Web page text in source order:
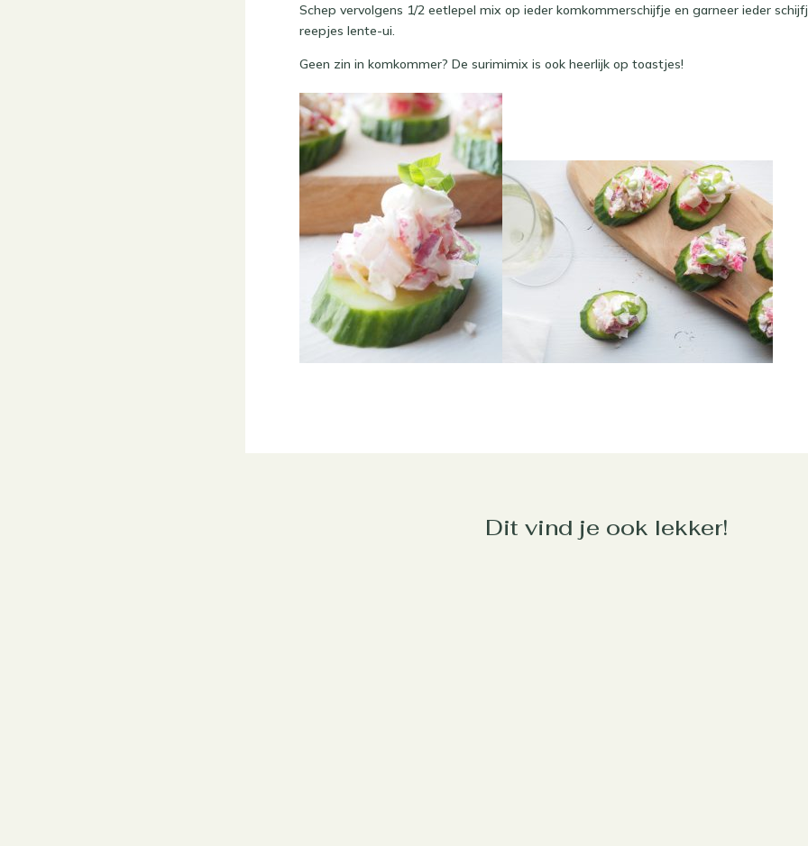
Schep vervolgens 1/2 eetlepel mix op ieder komkommerschijfje en garneer ieder
reepjes lente-ui.
Geen zin in komkommer? De surimimix is ook heerlijk op toastjes!
Dit vind je ook lekker!